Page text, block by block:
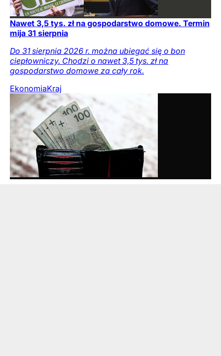
Nawet 3,5 tys. zł na gospodarstwo domowe. Termin
mija 31 sierpnia
Do 31 sierpnia 2026 r. można ubiegać się o bon
ciepłowniczy. Chodzi o nawet 3,5 tys. zł na
gospodarstwo domowe za cały rok.
EkonomiaKraj